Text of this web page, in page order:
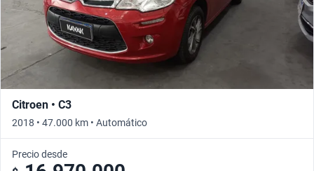
Citroen • C3
2018 • 47.000 km • Automático
Precio desde